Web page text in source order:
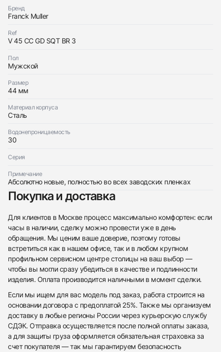
Бренд
Franck Muller
Ref
V 45 CC GD SQT BR 3
Пол
Мужской
Размер
44 мм
Материал корпуса
Сталь
Водонепроницаемость
30
Серия
Примечание
Абсолютно новые, полностью во всех заводских пленках
Покупка и доставка
Для клиентов в Москве процесс максимально комфортен: если
часы в наличии, сделку можно провести уже в день
обращения. Мы ценим ваше доверие, поэтому готовы
встретиться как в нашем офисе, так и в любом крупном
профильном сервисном центре столицы на ваш выбор —
чтобы вы могли сразу убедиться в качестве и подлинности
изделия. Оплата производится наличными в момент сделки.
Если мы ищем для вас модель под заказ, работа строится на
основании договора с предоплатой 25%. Также мы организуем
доставку в любые регионы России через курьерскую службу
СДЭК. Отправка осуществляется после полной оплаты заказа,
а для защиты груза оформляется обязательная страховка за
счет покупателя — так мы гарантируем безопасность
Оставьте ваши контактные данные и мы свяжемся
с вами
Mens Collection Vanguard Grand Date
Новые
с вами